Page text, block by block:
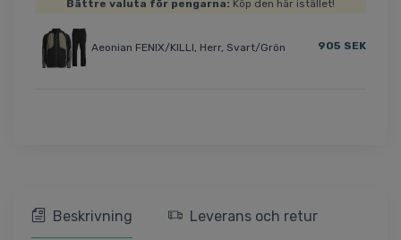
Bättre valuta för pengarna: Köp den här istället!
Aeonian FENIX/KILLI, Herr, Svart/Grön 905 SEK
Beskrivning Leverans och retur